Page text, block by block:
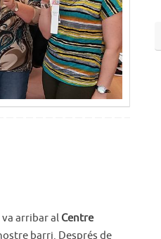
va arribar al Centre
barri. Després de